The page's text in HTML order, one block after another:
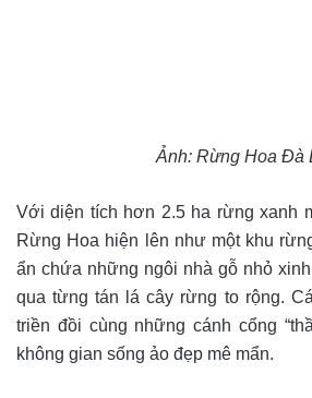
Ảnh: Rừng Hoa Đà
Với diện tích hơn 2.5 ha rừng xanh
Rừng Hoa hiện lên như một khu
ẩn chứa những ngôi nhà gỗ nhỏ
qua từng tán lá cây rừng to rộng.
triền đồi cùng những cánh cổng
không gian sống ảo đẹp mê mẩn.